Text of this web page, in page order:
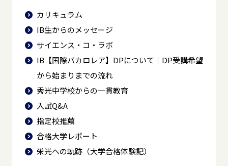
カリキュラム
IB生からのメッセージ
サイエンス・コ・ラボ
IB【国際バカロレア】DPについて｜DP受講希望
から始まりまでの流れ
秀光中学校からの一貫教育
入試Q&A
指定校推薦
合格大学レポート
栄光への軌跡（大学合格体験記）